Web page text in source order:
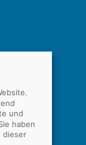
und
haben
dieser